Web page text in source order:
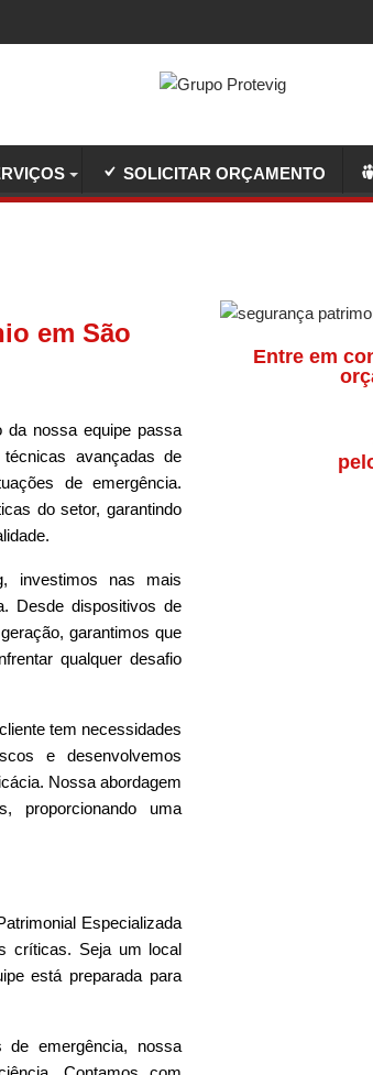
SOLICITAR ORÇAMENTO
em São
da nossa equipe passa
avançadas de
de emergência.
do setor, garantindo
investimos nas mais
Desde dispositivos de
garantimos que
qualquer desafio
tem necessidades
e desenvolvemos
Nossa abordagem
proporcionando uma
Especializada
críticas. Seja um local
está preparada para
de emergência, nossa
Entre em